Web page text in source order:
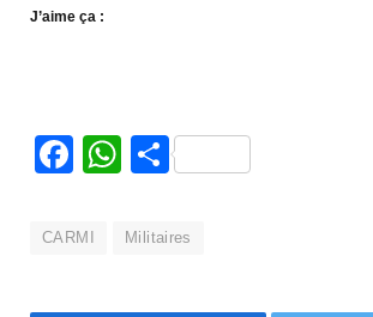
J’aime ça :
Facebook
WhatsApp
Partager
CARMI Militaires